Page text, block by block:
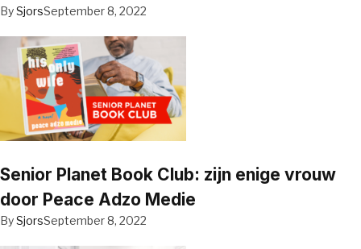
BySjorsSeptember 8, 2022
Senior Planet Book Club: zijn enige vrouw
door Peace Adzo Medie
BySjorsSeptember 8, 2022